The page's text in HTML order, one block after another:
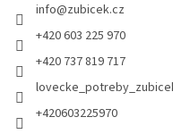
info@zubicek.cz
+420 603 225 970
+420 737 819 717
+420603225970